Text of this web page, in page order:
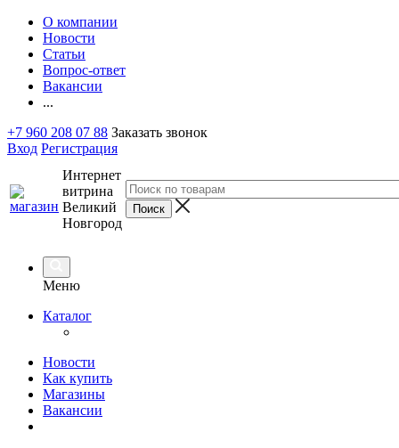
О компании
Новости
Статьи
Вопрос-ответ
Вакансии
...
+7 960 208 07 88 Заказать звонок
Вход Регистрация
Интернет
витрина
Великий
Новгород
Меню
Каталог
Новости
Как купить
Магазины
Вакансии